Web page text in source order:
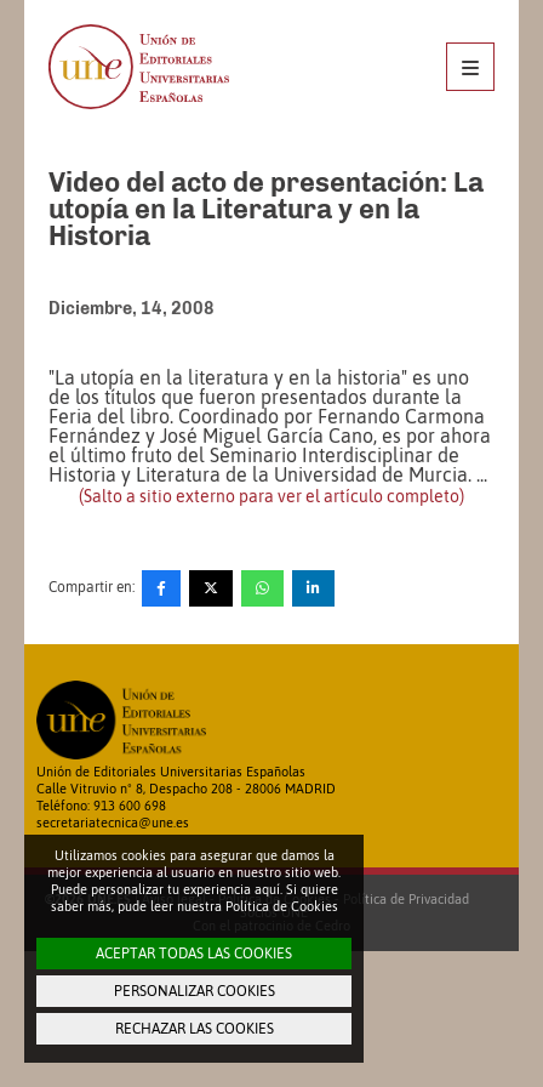
Video del acto de presentación: La
utopía en la Literatura y en la
Historia
Diciembre, 14, 2008
"La utopía en la literatura y en la historia" es uno
de los títulos que fueron presentados durante la
Feria del libro. Coordinado por Fernando Carmona
Fernández y José Miguel García Cano, es por ahora
el último fruto del Seminario Interdisciplinar de
Historia y Literatura de la Universidad de Murcia. ...
(Salto a sitio externo para ver el artículo completo)
Compartir en:
Unión de Editoriales Universitarias Españolas
Calle Vitruvio nº 8, Despacho 208 - 28006 MADRID
Teléfono: 913 600 698
secretariatecnica@une.es
©2026 UNE.ES|Aviso legal-Política de Cookies -
Política de Privacidad
Socios UNE
Utilizamos cookies para asegurar que damos la
mejor experiencia al usuario en nuestro sitio web.
Puede personalizar tu experiencia aquí. Si quiere
saber más, pude leer nuestra Política de Cookies
ACEPTAR TODAS LAS COOKIES
PERSONALIZAR COOKIES
RECHAZAR LAS COOKIES